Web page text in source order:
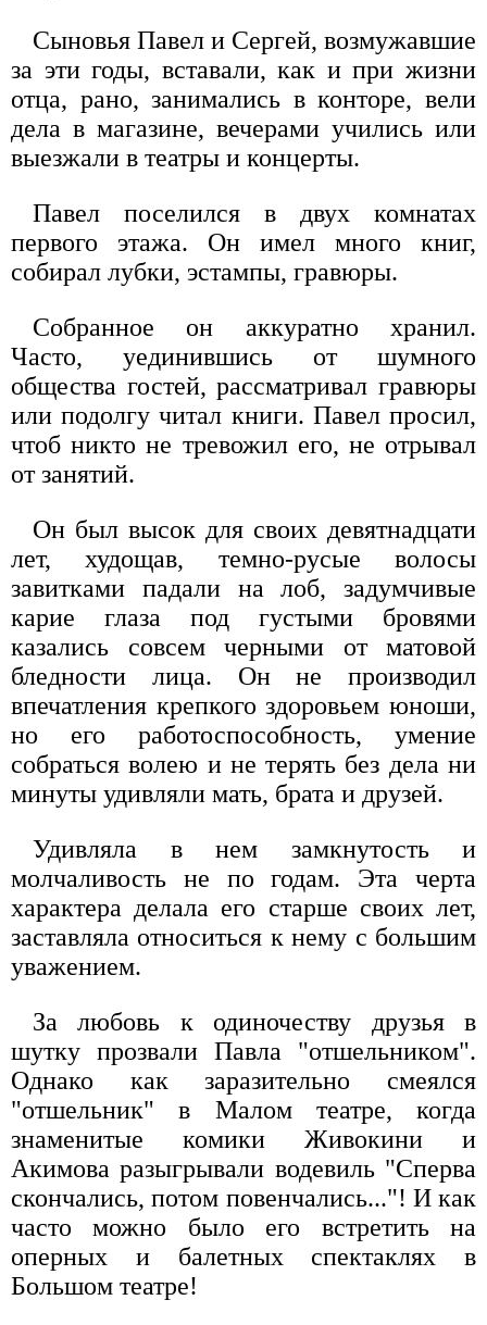
Сыновья Павел и Сергей, возмужавшие
за эти годы, вставали, как и при жизни
отца, рано, занимались в конторе, вели
дела в магазине, вечерами учились или
выезжали в театры и концерты.
Павел поселился в двух комнатах
первого этажа. Он имел много книг,
собирал лубки, эстампы, гравюры.
Собранное он аккуратно хранил.
Часто, уединившись от шумного
общества гостей, рассматривал гравюры
или подолгу читал книги. Павел просил,
чтоб никто не тревожил его, не отрывал
от занятий.
Он был высок для своих девятнадцати
лет, худощав, темно-русые волосы
завитками падали на лоб, задумчивые
карие глаза под густыми бровями
казались совсем черными от матовой
бледности лица. Он не производил
впечатления крепкого здоровьем юноши,
но его работоспособность, умение
собраться волею и не терять без дела ни
минуты удивляли мать, брата и друзей.
Удивляла в нем замкнутость и
молчаливость не по годам. Эта черта
характера делала его старше своих лет,
заставляла относиться к нему с большим
уважением.
За любовь к одиночеству друзья в
шутку прозвали Павла "отшельником".
Однако как заразительно смеялся
"отшельник" в Малом театре, когда
знаменитые комики Живокини и
Акимова разыгрывали водевиль "Сперва
скончались, потом повенчались..."! И как
часто можно было его встретить на
оперных и балетных спектаклях в
Большом театре!